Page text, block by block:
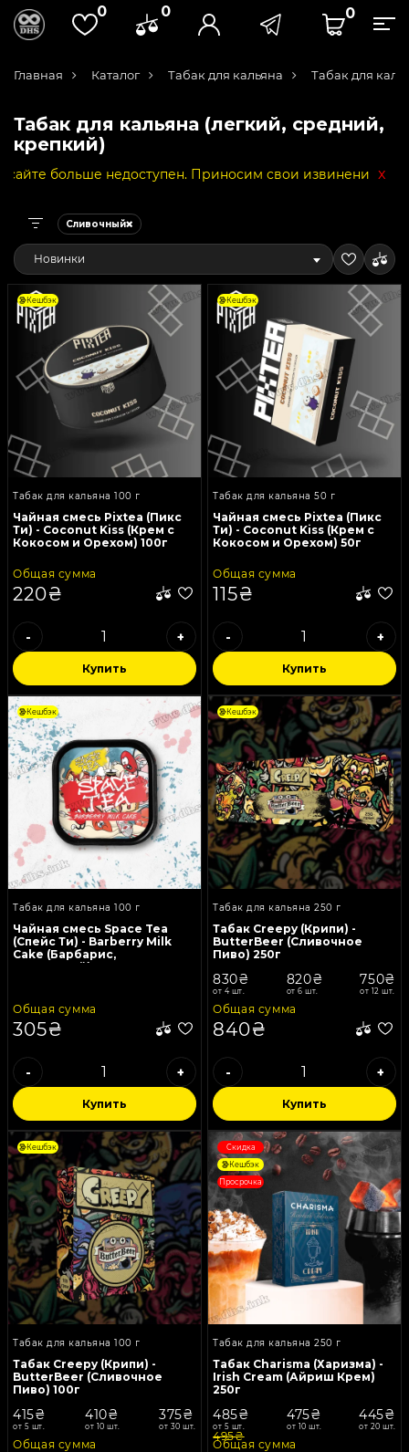
0 0 0
Главная Каталог Табак для кальяна Табак для
Табак для кальяна (легкий, средний,
крепкий)
недоступен. Приносим свои извинения за x
Сливочный
Новинки
Кешбэк
Табак для кальяна 100 г
Чайная смесь Pixtea (Пикс
Ти) - Coconut Kiss (Крем с
Кокосом и Орехом) 100г
Общая сумма
220₴
- +
Купить
Кешбэк
Табак для кальяна 50 г
Чайная смесь Pixtea (Пикс
Ти) - Coconut Kiss (Крем с
Кокосом и Орехом) 50г
Общая сумма
115₴
- +
Купить
Кешбэк
Табак для кальяна 100 г
Чайная смесь Space Tea
(Спейс Ти) - Barberry Milk
Cake (Барбарис,
Сливочный) 100г
Общая сумма
305₴
- +
Купить
Кешбэк
Табак для кальяна 250 г
Табак Creepy (Крипи) -
ButterBeer (Сливочное
Пиво) 250г
830₴
от 4 шт.
820₴
от 6 шт.
750₴
от 12 шт.
Общая сумма
840₴
- +
Купить
Кешбэк
Табак для кальяна 100 г
Табак Creepy (Крипи) -
ButterBeer (Сливочное
Пиво) 100г
415₴
от 5 шт.
410₴
от 10 шт.
375₴
от 30 шт.
Общая сумма
Скидка
Кешбэк
Просрочка
Табак для кальяна 250 г
Табак Charisma (Харизма) -
Irish Cream (Айриш Крем)
250г
485₴
от 5 шт.
475₴
от 10 шт.
445₴
от 20 шт.
495₴
Общая сумма